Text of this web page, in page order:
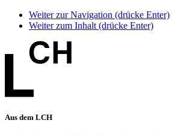
Weiter zur Navigation (drücke Enter)
Weiter zum Inhalt (drücke Enter)
Aus dem LCH